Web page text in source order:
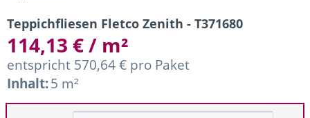
Teppichfliesen Fletco Zenith - T371680
114,13 € / m²
entspricht 570,64 € pro Paket
Inhalt:5 m²